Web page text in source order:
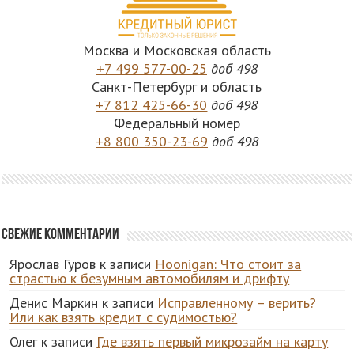
Москва и Московская область
+7 499 577-00-25 доб 498
Санкт-Петербург и область
+7 812 425-66-30 доб 498
Федеральный номер
+8 800 350-23-69 доб 498
Свежие комментарии
Ярослав Гуров к записи Hoonigan: Что стоит за
страстью к безумным автомобилям и дрифту
Денис Маркин к записи Исправленному – верить?
Или как взять кредит с судимостью?
Олегк записи Где взять первый микрозайм на карту